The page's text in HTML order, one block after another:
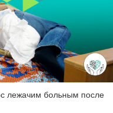
лежачим больным после